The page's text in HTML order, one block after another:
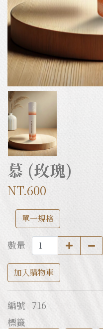
慕 (玫瑰)
NT.600
單一規格
數量
加入購物車
編號 716
標籤